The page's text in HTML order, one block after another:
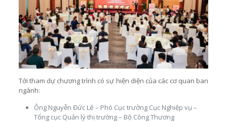
Tới tham dự chương trình có sự hiện diện của các cơ quan ban
ngành:
Ông Nguyễn Đức Lê – Phó Cục trưởng Cục Nghiệp vụ –
Tổng cục Quản lý thị trường – Bộ Công Thương